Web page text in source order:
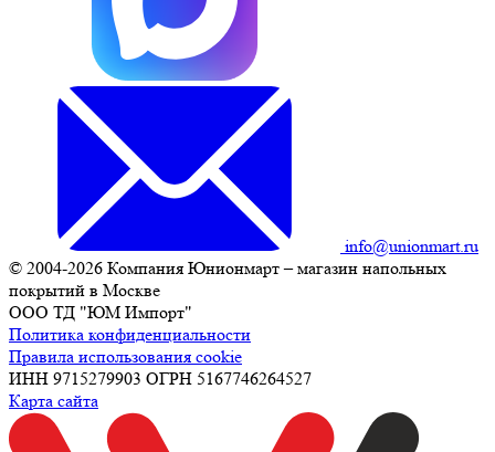
info@unionmart.ru
© 2004-2026 Компания Юнионмарт – магазин напольных
покрытий в Москве
ООО ТД "ЮМ Импорт"
Политика конфиденциальности
Правила использования cookie
ИНН 9715279903 ОГРН 5167746264527
Карта сайта